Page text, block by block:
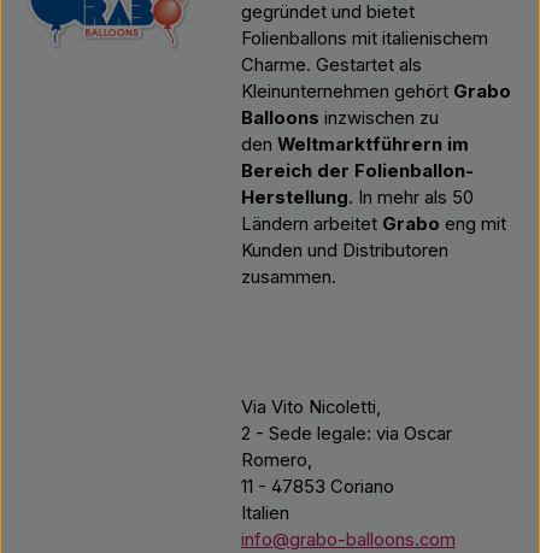
gegründet und bietet
Folienballons mit italienischem
Charme. Gestartet als
Kleinunternehmen gehört Grabo
Balloons inzwischen zu
den Weltmarktführern im
Bereich der Folienballon-
Herstellung. In mehr als 50
Ländern arbeitet Grabo eng mit
Kunden und Distributoren
zusammen.
Via Vito Nicoletti,
2 - Sede legale: via Oscar
Romero,
11 - 47853 Coriano
Italien
info@grabo-balloons.com